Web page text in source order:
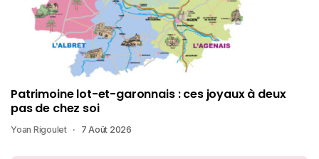
Patrimoine lot-et-garonnais : ces joyaux à deux
pas de chez soi
Yoan Rigoulet 7 Août 2026